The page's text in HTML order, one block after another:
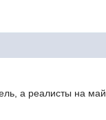
а реалисты на май